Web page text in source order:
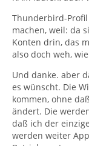
Thunderbird-
machen, weil: da
Konten drin, das
also doch weh,
Und danke. aber
es wünscht. Die
kommen, ohne
ändert. Die
daß ich der
werden weiter